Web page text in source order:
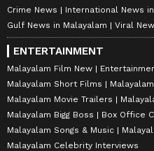
Crime News
International News
Gulf News in Malayalam
Viral
ENTERTAINMENT
Malayalam Film New
Malayalam Short Films
Malayalam Movie Trailers
Malayalam Bigg Boss
Box Office
Malayalam Songs & Music
Malayalam Celebrity Interviews